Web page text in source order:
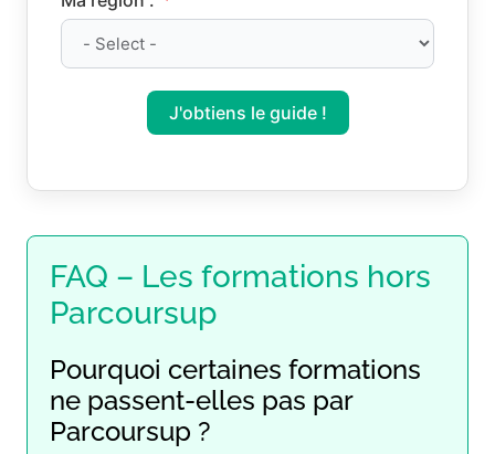
J'obtiens le guide !
FAQ – Les formations hors
Parcoursup
Pourquoi certaines formations
ne passent-elles pas par
Parcoursup ?